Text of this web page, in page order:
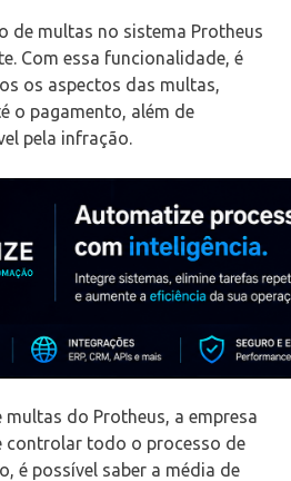
de multas no sistema Protheus
Com essa funcionalidade, é
os aspectos das multas,
o pagamento, além de
pela infração.
do Protheus, a empresa
controlar todo o processo de
é possível saber a média de